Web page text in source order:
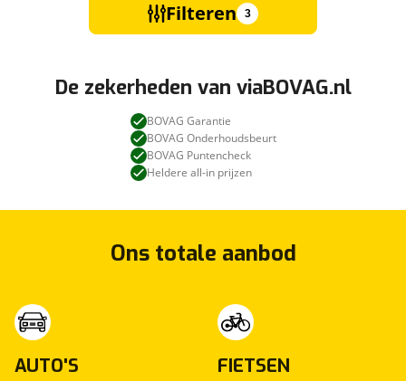
Filteren 3
De zekerheden van viaBOVAG.nl
BOVAG Garantie
BOVAG Onderhoudsbeurt
BOVAG Puntencheck
Heldere all-in prijzen
Ons totale aanbod
AUTO'S FIETSEN